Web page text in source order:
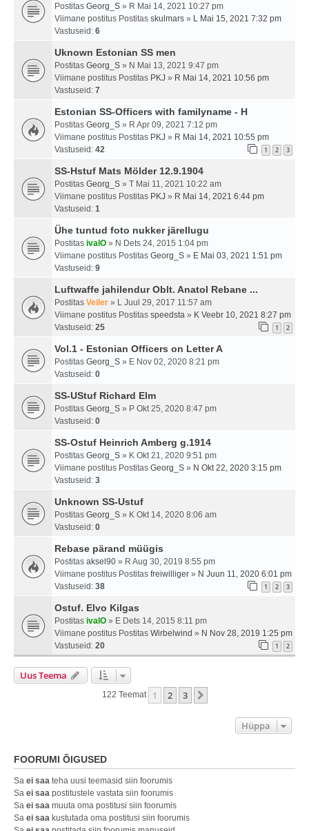
Postitas Georg_S » R Mai 14, 2021 10:27 pm
Viimane postitus Postitas skulmars » L Mai 15, 2021 7:32 pm
Vastuseid: 6
Uknown Estonian SS men
Postitas Georg_S » N Mai 13, 2021 9:47 pm
Viimane postitus Postitas PKJ » R Mai 14, 2021 10:56 pm
Vastuseid: 7
Estonian SS-Officers with familyname - H
Postitas Georg_S » R Apr 09, 2021 7:12 pm
Viimane postitus Postitas PKJ » R Mai 14, 2021 10:55 pm
Vastuseid: 42 1 2 3
SS-Hstuf Mats Mölder 12.9.1904
Postitas Georg_S » T Mai 11, 2021 10:22 am
Viimane postitus Postitas PKJ » R Mai 14, 2021 6:44 pm
Vastuseid: 1
Ühe tuntud foto nukker järellugu
Postitas ivalO » N Dets 24, 2015 1:04 pm
Viimane postitus Postitas Georg_S » E Mai 03, 2021 1:51 pm
Vastuseid: 9
Luftwaffe jahilendur Oblt. Anatol Rebane ...
Postitas Veiler » L Juul 29, 2017 11:57 am
Viimane postitus Postitas speedsta » K Veebr 10, 2021 8:27 pm
Vastuseid: 25 1 2
Vol.1 - Estonian Officers on Letter A
Postitas Georg_S » E Nov 02, 2020 8:21 pm
Vastuseid: 0
SS-UStuf Richard Elm
Postitas Georg_S » P Okt 25, 2020 8:47 pm
Vastuseid: 0
SS-Ostuf Heinrich Amberg g.1914
Postitas Georg_S » K Okt 21, 2020 9:51 pm
Viimane postitus Postitas Georg_S » N Okt 22, 2020 3:15 pm
Vastuseid: 3
Unknown SS-Ustuf
Postitas Georg_S » K Okt 14, 2020 8:06 am
Vastuseid: 0
Rebase pärand müügis
Postitas aksel90 » R Aug 30, 2019 8:55 pm
Viimane postitus Postitas freiwilliger » N Juun 11, 2020 6:01 pm
Vastuseid: 38 1 2 3
Ostuf. Elvo Kilgas
Postitas ivalO » E Dets 14, 2015 8:11 pm
Viimane postitus Postitas Wirbelwind » N Nov 28, 2019 1:25 pm
Vastuseid: 20 1 2
Uus Teema
122 Teemat 1 2 3
Hüppa
FOORUMI ÕIGUSED
Sa ei saa teha uusi teemasid siin foorumis
Sa ei saa postitustele vastata siin foorumis
Sa ei saa muuta oma postitusi siin foorumis
Sa ei saa kustutada oma postitusi siin foorumis